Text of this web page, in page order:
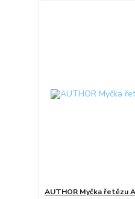
AUTHOR Myčka řetězu